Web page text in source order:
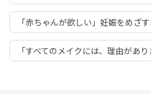
「赤ちゃんが欲しい」妊娠をめざ
「すべてのメイクには、理由があり